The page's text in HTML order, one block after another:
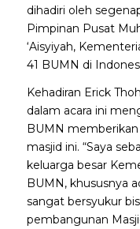
dihadiri oleh
Pimpinan Pusat
‘Aisyiyah,
41 BUMN di
Kehadiran Erick
dalam acara ini
BUMN
masjid ini. “Saya
keluarga besar
BUMN, khususnya
sangat bersyukur
pembangunan